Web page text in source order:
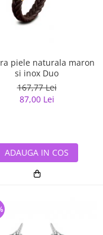
piele naturala maron
si inox Duo
167,77 Lei
87,00 Lei
ADAUGA IN COS